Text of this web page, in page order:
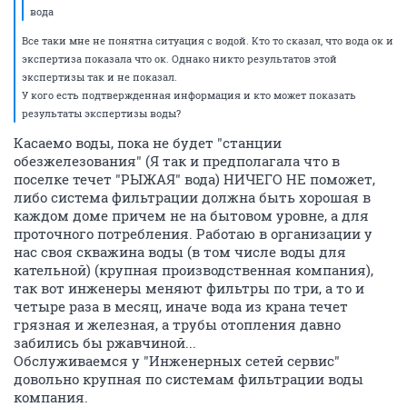
вода
Все таки мне не понятна ситуация с водой. Кто то сказал, что вода ок и
экспертиза показала что ок. Однако никто результатов этой
экспертизы так и не показал.
У кого есть подтвержденная информация и кто может показать
результаты экспертизы воды?
Касаемо воды, пока не будет "станции
обезжелезования" (Я так и предполагала что в
поселке течет "РЫЖАЯ" вода) НИЧЕГО НЕ поможет,
либо система фильтрации должна быть хорошая в
каждом доме причем не на бытовом уровне, а для
проточного потребления. Работаю в организации у
нас своя скважина воды (в том числе воды для
кательной) (крупная производственная компания),
так вот инженеры меняют фильтры по три, а то и
четыре раза в месяц, иначе вода из крана течет
грязная и железная, а трубы отопления давно
забились бы ржавчиной...
Обслуживаемся у "Инженерных сетей сервис"
довольно крупная по системам фильтрации воды
компания.